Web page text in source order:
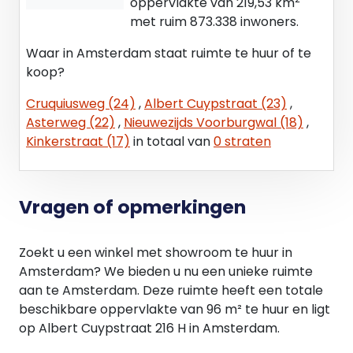
Over de huurprijs wordt WEL omzetbelasting in
rekening gebracht.
HUURPRIJSAANPASSING
Jaarlijks, voor het eerst één jaar na
huuringangsdatum, op basis van de
het Centraal Bureau voor de Statistiek.
Bankgarantie of waarborgsom ter grootte van
minimaal drie maanden huur.
HUURTERMIJN
Standaard gaan wij uit van 5 jaar met een
met ruim 873.338 inwoners.
Waar in Amsterdam staat ruimte te huur of te
koop?
Cruquiusweg (24) ,Albert Cuypstraat (23) ,
Asterweg (22) , Nieuwezijds Voorburgwal (18) ,
Kinkerstraat (17) in totaal van0 straten
Vragen of opmerkingen
Zoekt u een winkel met showroom te huur in
Amsterdam? We bieden u nu een unieke ruimte
aan te Amsterdam. Deze ruimte heeft een totale
beschikbare oppervlakte van 96 m² te huur en ligt
op Albert Cuypstraat 216 H in Amsterdam.